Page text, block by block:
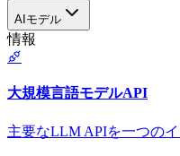
AIモデル
情報
大規模言語モデルAPI
主要なLLM APIを一つのイ